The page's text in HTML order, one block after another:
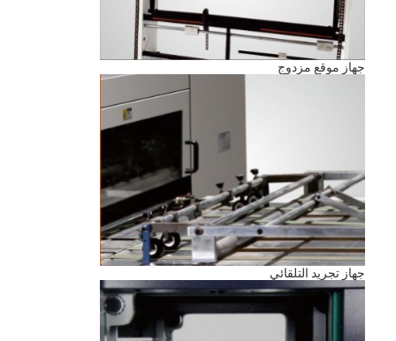
جهاز موقع مزدوج
جهاز تجريد التلقائي